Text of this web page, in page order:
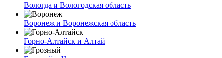
Вологда и Вологодская область
Воронеж и Воронежская область
Горно-Алтайск и Алтай